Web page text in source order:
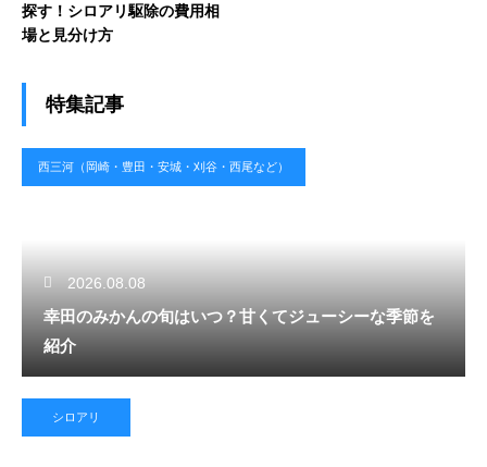
探す！シロアリ駆除の費用相
場と見分け方
特集記事
西三河（岡崎・豊田・安城・刈谷・西尾など）
2026.08.08
幸田のみかんの旬はいつ？甘くてジューシーな季節を
紹介
シロアリ